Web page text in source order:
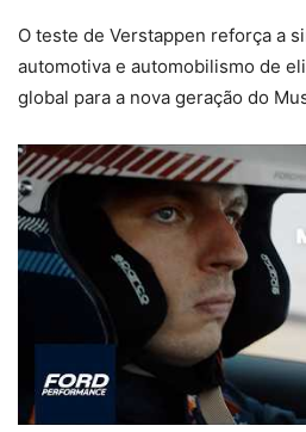
O teste de Verstappen reforça a
automotiva e automobilismo de
global para a nova geração do